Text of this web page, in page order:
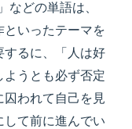
などの単語は、
といったテーマを
するに、「人は好
ようとも必ず否定
われて自己を見
して前に進んでい